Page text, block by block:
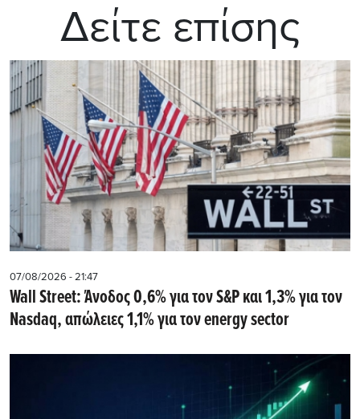
Δείτε επίσης
07/08/2026 - 21:47
Wall Street: Άνοδος 0,6% για τον S&P και 1,3% για τον
Nasdaq, απώλειες 1,1% για τον energy sector